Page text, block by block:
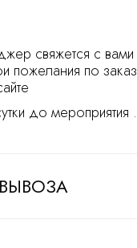
свяжется с вами
по
до